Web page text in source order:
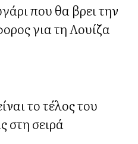
που θα βρει την
για τη Λουίζα
το τέλος του
στη σειρά